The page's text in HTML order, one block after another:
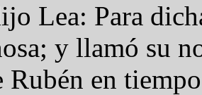
Lea: Para
y llamó su
Rubén en